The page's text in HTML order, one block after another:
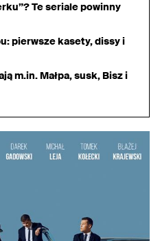
Te seriale powinny
pierwsze kasety, dissy i
m.in. Małpa, susk, Bisz i